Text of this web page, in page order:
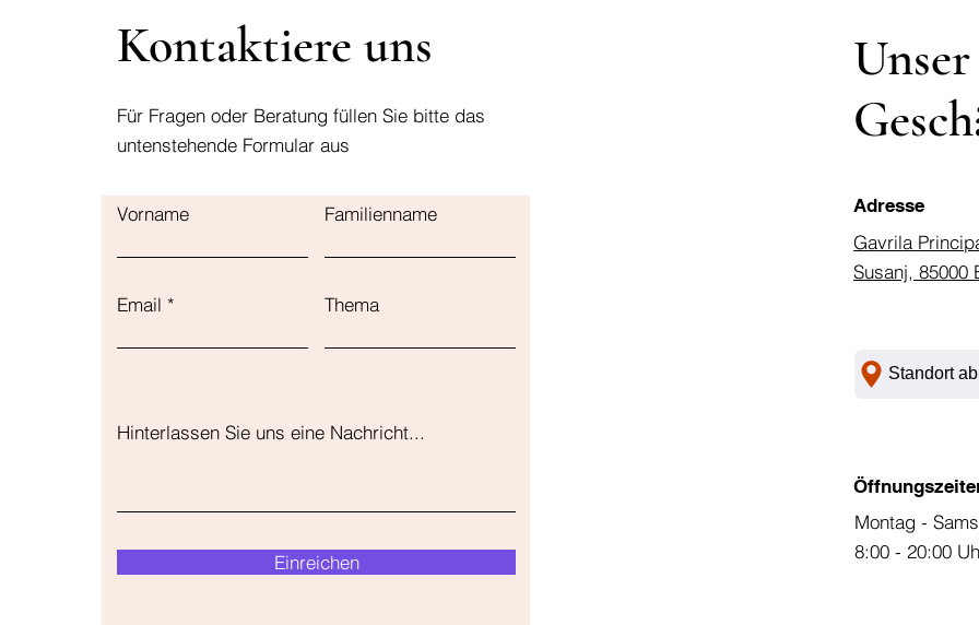
Kontaktiere uns
Für Fragen oder Beratung füllen Sie bitte das
untenstehende Formular aus
Vorname Familienname
Email Thema
Hinterlassen Sie uns eine Nachricht...
Einreichen
Unser
Adresse
Gavrila
Susanj, 85000
Standort
Montag -
8:00 - 20:00